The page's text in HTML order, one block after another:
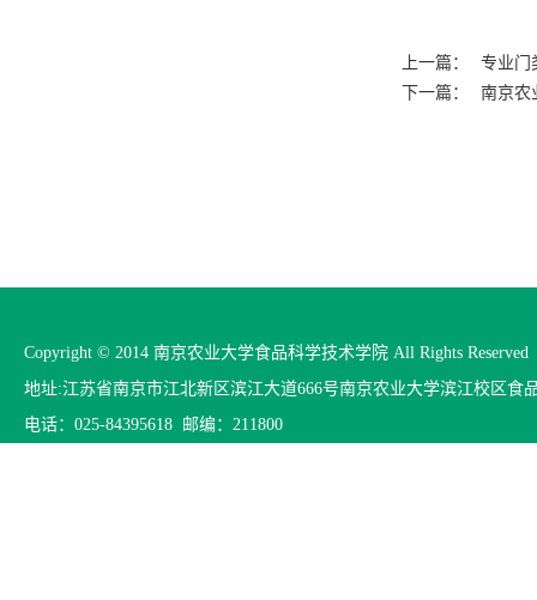
上一篇：
专业门
下一篇：
南京农
Copyright © 2014 南京农业大学食品科学技术学院 All Rights Reserved
地址:江苏省南京市江北新区滨江大道666号南京农业大学滨江校区食
电话：025-84395618 邮编：211800